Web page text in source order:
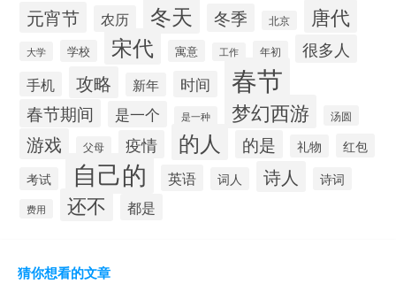
元宵节 农历 冬天 冬季 北京 唐代
大学 学校 宋代 寓意 工作 年初 很多人
手机 攻略 新年 时间 春节
春节期间 是一个 是一种 梦幻西游 汤圆
游戏 父母 疫情 的人 的是 礼物 红包
考试 自己的 英语 词人 诗人 诗词
费用 还不 都是
猜你想看的文章